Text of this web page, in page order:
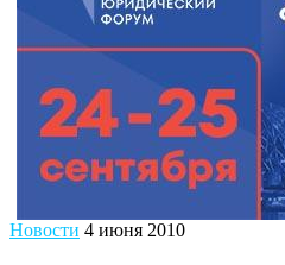
Новости 4 июня 2010